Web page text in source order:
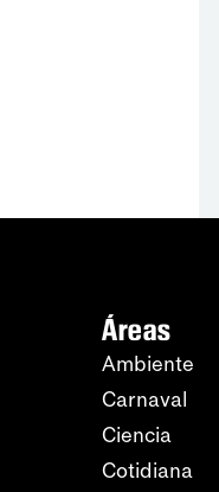
Áreas
Ambiente
Carnaval
Ciencia
Cotidiana